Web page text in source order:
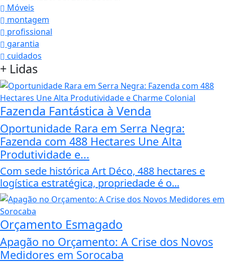
Móveis
montagem
profissional
garantia
cuidados
+ Lidas
Fazenda Fantástica à Venda
Oportunidade Rara em Serra Negra:
Fazenda com 488 Hectares Une Alta
Produtividade e...
Com sede histórica Art Déco, 488 hectares e
logística estratégica, propriedade é o...
Orçamento Esmagado
Apagão no Orçamento: A Crise dos Novos
Medidores em Sorocaba